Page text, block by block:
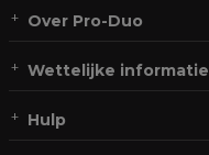
Over Pro-Duo
Wettelijke informatie
Hulp